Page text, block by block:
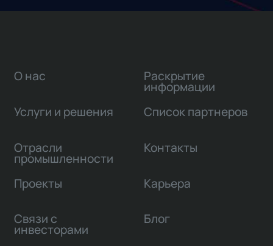
О нас
Услуги и решения
Отрасли
промышленности
Проекты
Связи с
инвесторами
Раскрытие
информации
Список партнеров
Контакты
Карьера
Блог